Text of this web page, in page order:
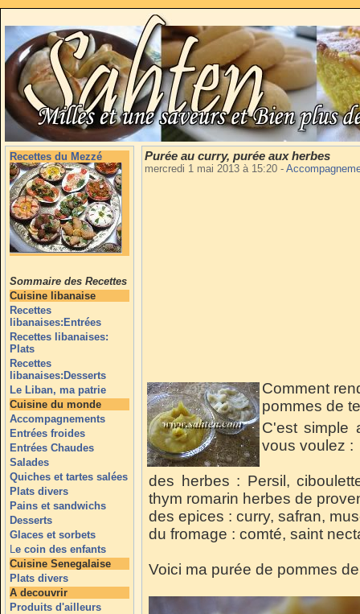
Recettes du Mezzé
Sommaire des Recettes
Cuisine libanaise
Recettes
libanaises:Entrées
Recettes libanaises:
Plats
Recettes
libanaises:Desserts
Le Liban, ma patrie
Cuisine du monde
Accompagnements
Entrées froides
Entrées Chaudes
Salades
Quiches et tartes salées
Plats divers
Pains et sandwichs
Desserts
Glaces et sorbets
Le coin des enfants
Cuisine Senegalaise
Plats divers
A decouvrir
Produits d'ailleurs
Purée au curry, purée aux herbes
mercredi 1 mai 2013 à 15:20 -
Comment
pommes de
C'est simple
vous voulez :
des herbes : Persil,
thym romarin herbes de
des epices : curry, safran,
du fromage : comté, saint
Voici ma purée de pommes